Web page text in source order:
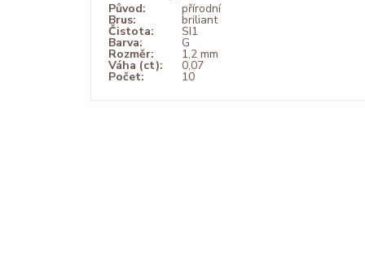
Původ:
přírodní
Brus: briliant
Čistota: SI1
Barva: G
Rozměr: 1,2 mm
Váha (ct): 0,07
Počet: 10